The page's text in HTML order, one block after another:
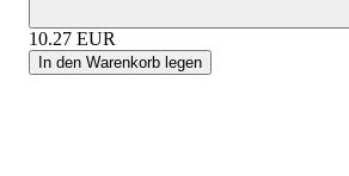
10.27 EUR
In den Warenkorb legen